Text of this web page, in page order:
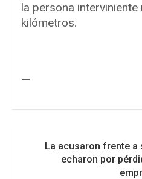
la persona
kilómetros.
—
entradas
La acusaron frente a
echaron por